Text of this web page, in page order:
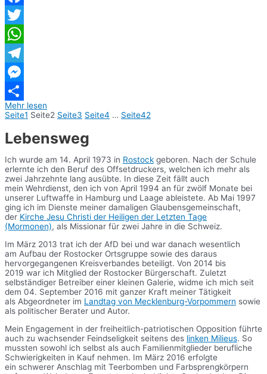
Facebook
Twitter
WhatsApp
Telegram
Messenger
Teilen
Mehr lesen
Seite1 Seite2 Seite3 Seite4 … Seite42
Lebensweg
Ich wurde am 14. April 1973 in Rostock geboren. Nach der Schule
erlernte ich den Beruf des Offsetdruckers, welchen ich mehr als
zwei Jahrzehnte lang ausübte. In diese Zeit fällt auch
mein Wehrdienst, den ich von April 1994 an für zwölf Monate bei
unserer Luftwaffe in Hamburg und Laage ableistete. Ab Mai 1997
ging ich im Dienste meiner damaligen Glaubensgemeinschaft,
der Kirche Jesu Christi der Heiligen der Letzten Tage
(Mormonen), als Missionar für zwei Jahre in die Schweiz.
Im März 2013 trat ich der AfD bei und war danach wesentlich
am Aufbau der Rostocker Ortsgruppe sowie des daraus
hervorgegangenen Kreisverbandes beteiligt. Von 2014 bis
2019 war ich Mitglied der Rostocker Bürgerschaft. Zuletzt
selbständiger Betreiber einer kleinen Galerie, widme ich mich seit
dem 04. September 2016 mit ganzer Kraft meiner Tätigkeit
als Abgeordneter im Landtag von Mecklenburg-Vorpommern sowie
als politischer Berater und Autor.
Mein Engagement in der freiheitlich-patriotischen Opposition führte
auch zu wachsender Feindseligkeit seitens des linken Milieus. So
mussten sowohl ich selbst als auch Familienmitglieder berufliche
Schwierigkeiten in Kauf nehmen. Im März 2016 erfolgte
ein schwerer Anschlag mit Teerbomben und Farbsprengkörpern